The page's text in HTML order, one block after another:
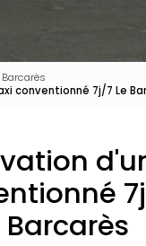
Barcarès
conventionné 7j/7 Le
Barcarès